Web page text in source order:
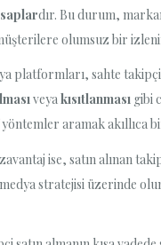
dır. Bu durum,
olumsuz bir
platformları, sahte
veyakısıtlanması gibi
aramak akıllıca
ise, satın alınan
medya stratejisi üzerinde